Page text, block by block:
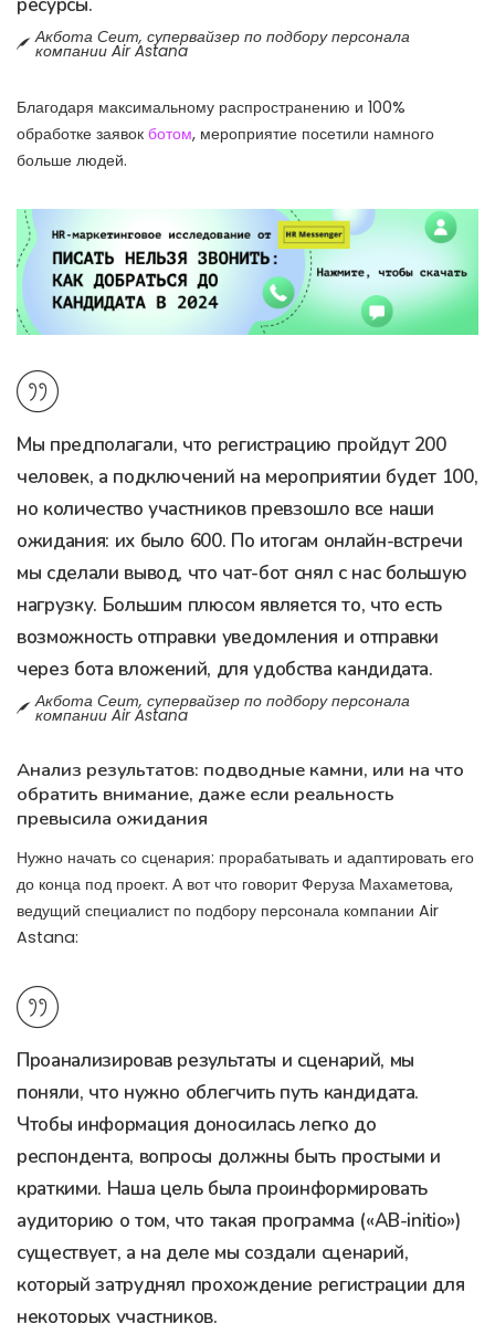
ресурсы.
Акбота Сеит, супервайзер по подбору персонала
компании Air Astana
Благодаря максимальному распространению и 100%
обработке заявок ботом, мероприятие посетили намного
больше людей.
Мы предполагали, что регистрацию пройдут 200
человек, а подключений на мероприятии будет 100,
но количество участников превзошло все наши
ожидания: их было 600. По итогам онлайн-встречи
мы сделали вывод, что чат-бот снял с нас большую
нагрузку. Большим плюсом является то, что есть
возможность отправки уведомления и отправки
через бота вложений, для удобства кандидата.
Акбота Сеит, супервайзер по подбору персонала
компании Air Astana
Анализ результатов: подводные камни, или на что
обратить внимание, даже если реальность
превысила ожидания
Нужно начать со сценария: прорабатывать и адаптировать его
до конца под проект. А вот что говорит Феруза Махаметова,
ведущий специалист по подбору персонала компании Air
Astana:
Проанализировав результаты и сценарий, мы
поняли, что нужно облегчить путь кандидата.
Чтобы информация доносилась легко до
респондента, вопросы должны быть простыми и
краткими. Наша цель была проинформировать
аудиторию о том, что такая программа («AB-initio»)
существует, а на деле мы создали сценарий,
который затруднял прохождение регистрации для
некоторых участников.